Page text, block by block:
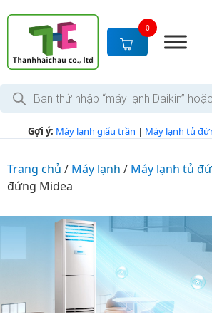
c
t
0
T
m
i
h
ẩ
Gợi ý: Máy lạnh giấu trần | Máy lạnh tủ
Trang chủ / Máy lạnh / Máy lạnh tủ
đứng Midea